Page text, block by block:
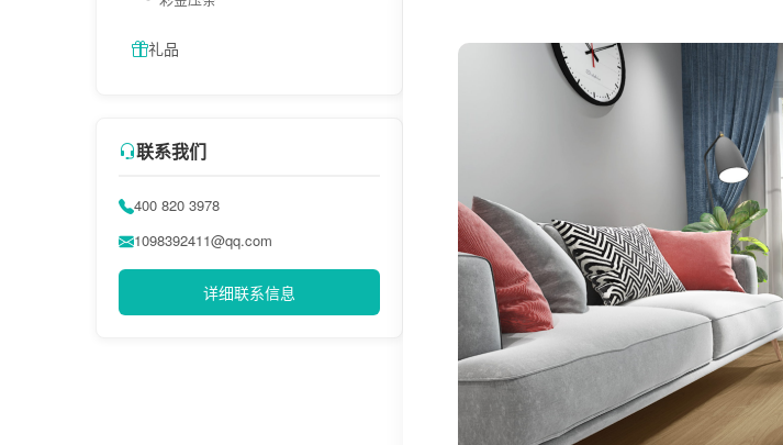
礼品
联系我们
400 820 3978
1098392411@qq.com
详细联系信息